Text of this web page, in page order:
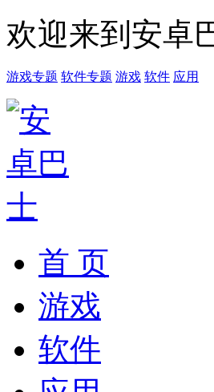
欢迎来到安卓
游戏专题 软件专题 游戏 软件 应用
首 页
游戏
软件